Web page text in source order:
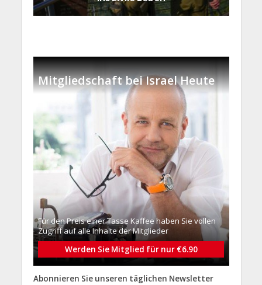
Mitgliedschaft bei Israel Heute
Für den Preis einer Tasse Kaffee haben Sie vollen
Zugriff auf alle Inhalte der Mitglieder
Werden Sie Mitglied für nur €6.90
Abonnieren Sie unseren täglichen Newsletter